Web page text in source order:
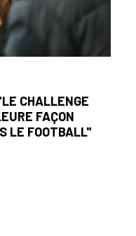
CHALLENGE
FAÇON
LE FOOTBALL"